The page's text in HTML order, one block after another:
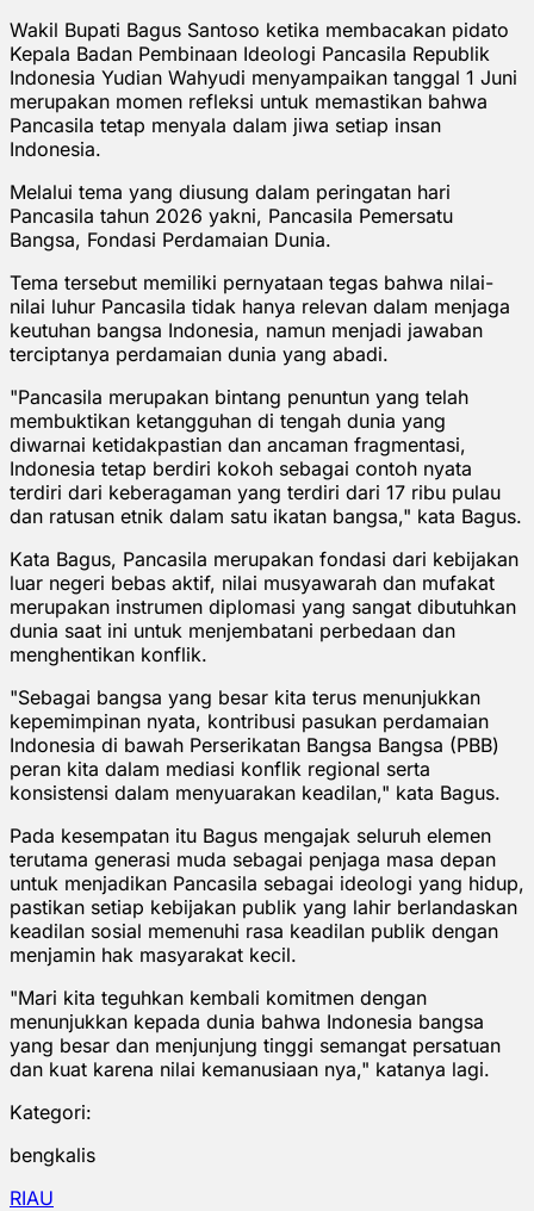
Wakil Bupati Bagus Santoso ketika membacakan pidato
Kepala Badan Pembinaan Ideologi Pancasila Republik
Indonesia Yudian Wahyudi menyampaikan tanggal 1 Juni
merupakan momen refleksi untuk memastikan bahwa
Pancasila tetap menyala dalam jiwa setiap insan
Indonesia.
Melalui tema yang diusung dalam peringatan hari
Pancasila tahun 2026 yakni, Pancasila Pemersatu
Bangsa, Fondasi Perdamaian Dunia.
Tema tersebut memiliki pernyataan tegas bahwa nilai-
nilai luhur Pancasila tidak hanya relevan dalam menjaga
keutuhan bangsa Indonesia, namun menjadi jawaban
terciptanya perdamaian dunia yang abadi.
"Pancasila merupakan bintang penuntun yang telah
membuktikan ketangguhan di tengah dunia yang
diwarnai ketidakpastian dan ancaman fragmentasi,
Indonesia tetap berdiri kokoh sebagai contoh nyata
terdiri dari keberagaman yang terdiri dari 17 ribu pulau
dan ratusan etnik dalam satu ikatan bangsa," kata Bagus.
Kata Bagus, Pancasila merupakan fondasi dari kebijakan
luar negeri bebas aktif, nilai musyawarah dan mufakat
merupakan instrumen diplomasi yang sangat dibutuhkan
dunia saat ini untuk menjembatani perbedaan dan
menghentikan konflik.
"Sebagai bangsa yang besar kita terus menunjukkan
kepemimpinan nyata, kontribusi pasukan perdamaian
Indonesia di bawah Perserikatan Bangsa Bangsa (PBB)
peran kita dalam mediasi konflik regional serta
konsistensi dalam menyuarakan keadilan," kata Bagus.
Pada kesempatan itu Bagus mengajak seluruh elemen
terutama generasi muda sebagai penjaga masa depan
untuk menjadikan Pancasila sebagai ideologi yang hidup,
pastikan setiap kebijakan publik yang lahir berlandaskan
keadilan sosial memenuhi rasa keadilan publik dengan
menjamin hak masyarakat kecil.
"Mari kita teguhkan kembali komitmen dengan
menunjukkan kepada dunia bahwa Indonesia bangsa
yang besar dan menjunjung tinggi semangat persatuan
dan kuat karena nilai kemanusiaan nya," katanya lagi.
Kategori:
bengkalis
RIAU